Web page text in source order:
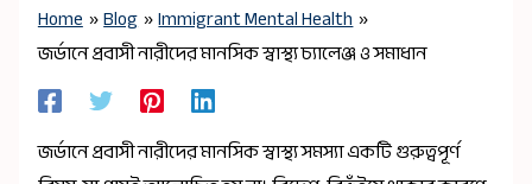
Home Blog Immigrant Mental Health
জর্ডানে প্রবাসী নারীদের মানসিক স্বাস্থ্য চ্যালেঞ্জ ও সমাধান
জর্ডানে প্রবাসী নারীদের মানসিক স্বাস্থ্য সমস্যা একটি গুরুত্বপূর্ণ